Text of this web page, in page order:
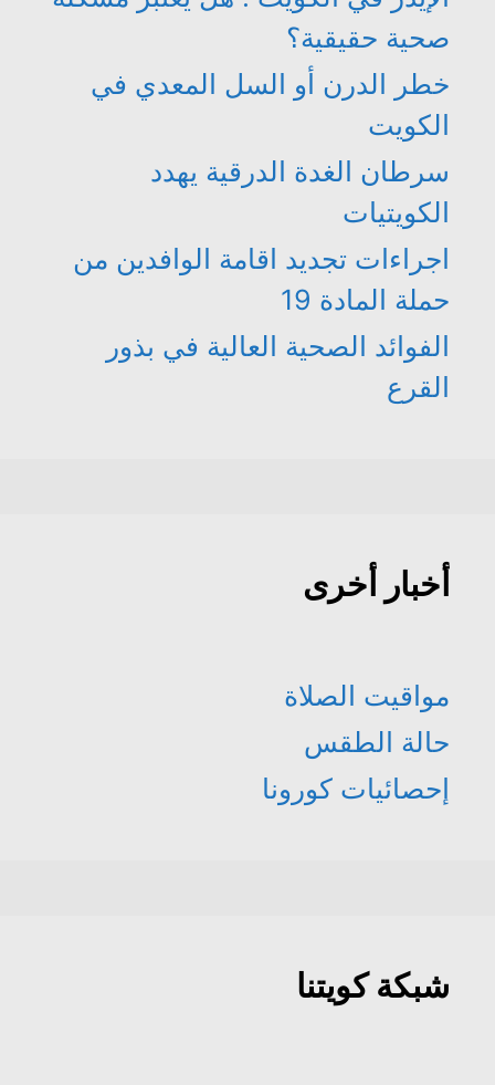
صحية حقيقية؟
خطر الدرن أو السل المعدي في
الكويت
سرطان الغدة الدرقية يهدد
الكويتيات
اجراءات تجديد اقامة الوافدين من
حملة المادة 19
الفوائد الصحية العالية في بذور
القرع
أخبار أخرى
مواقيت الصلاة
حالة الطقس
إحصائيات كورونا
شبكة كويتنا